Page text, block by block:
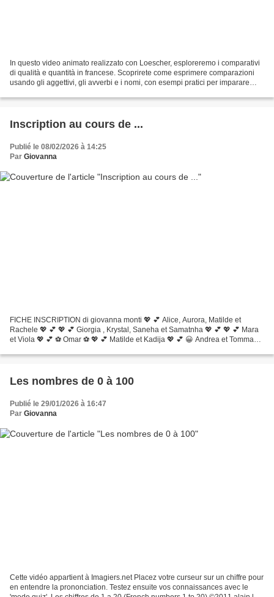
In questo video animato realizzato con Loescher, esploreremo i comparativi
di qualità e quantità in francese. Scoprirete come esprimere comparazioni
usando gli aggettivi, gli avverbi e i nomi, con esempi pratici per imparare
Inscription au cours de ...
Publié le 08/02/2026 à 14:25
Par Giovanna
FICHE INSCRIPTION di giovanna monti 💖 💕 Alice, Aurora, Matilde et
Rachele 💖 💕 💖 💕 Giorgia , Krystal, Saneha et Samatnha 💖 💕 💖 💕 Mara
et Viola 💖 💕 ⚽ Omar ⚽ 💖 💕 Matilde et Kadija 💖 💕 😀 Andrea et Tommaso
Les nombres de 0 à 100
Publié le 29/01/2026 à 16:47
Par Giovanna
Cette vidéo appartient à Imagiers.net Placez votre curseur sur un chiffre pour
en entendre la prononciation. Testez ensuite vos connaissances avec le